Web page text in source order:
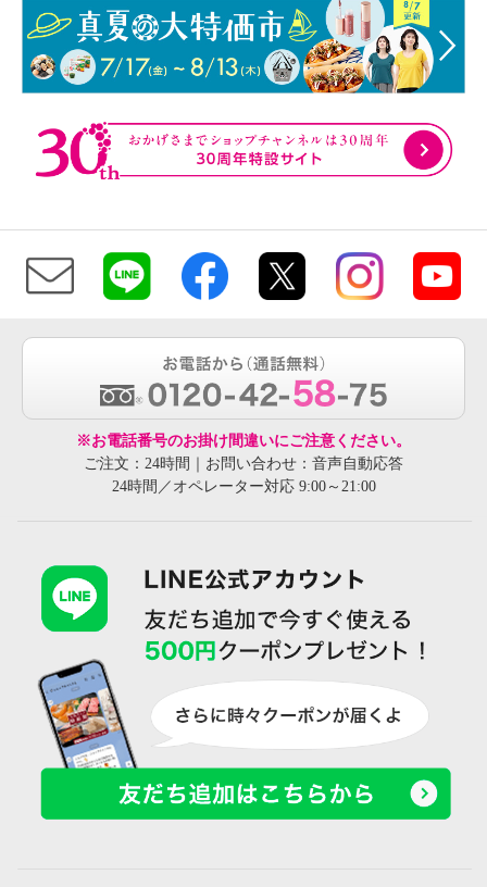
※お電話番号のお掛け間違いにご注意ください。
ご注文：24時間｜お問い合わせ：音声自動応答
24時間／オペレーター対応 9:00～21:00